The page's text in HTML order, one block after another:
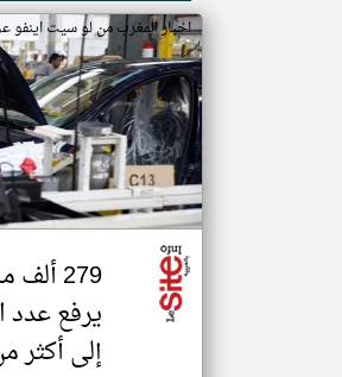
اخبار المغرب من لو سيت اينفو
279
يرفع عدد
إلى أكثر من 10